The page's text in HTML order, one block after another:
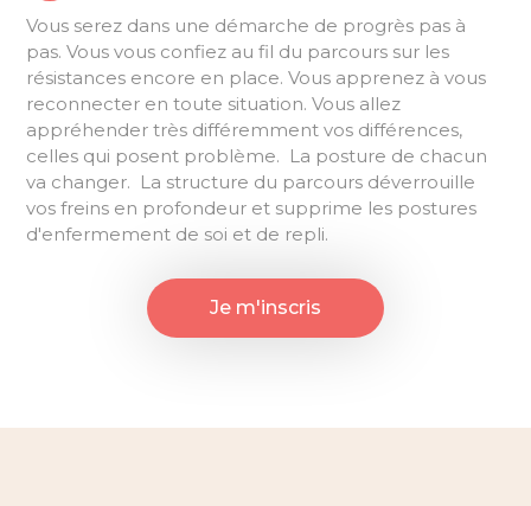
Vous serez dans une démarche de progrès pas à
pas. Vous vous confiez au fil du parcours sur les
résistances encore en place. Vous apprenez à vous
reconnecter en toute situation. Vous allez
appréhender très différemment vos différences,
celles qui posent problème. La posture de chacun
va changer. La structure du parcours déverrouille
vos freins en profondeur et supprime les postures
d'enfermement de soi et de repli.
Je m'inscris